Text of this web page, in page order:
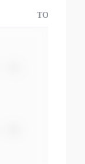
TOP3交易国